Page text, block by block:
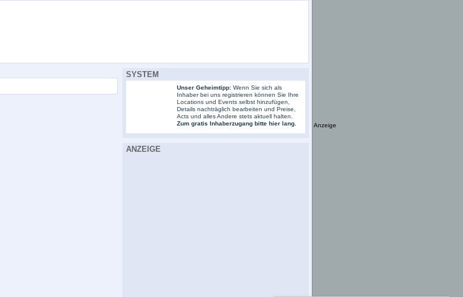
SYSTEM
Unser Geheimtipp:Wenn Sie sich als
Inhaber bei uns registrieren können Sie Ihre
Locations und Events selbst hinzufügen,
Details nachträglich bearbeiten und Preise,
Acts und alles Andere stets aktuell halten.
Zum gratis Inhaberzugang bitte hier lang.
ANZEIGE
Anzeige